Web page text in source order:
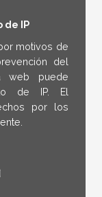
de IP
motivos de
del
web puede
de IP. El
por los